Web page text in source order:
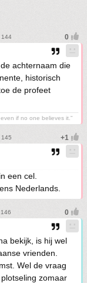
144
achternaam die
historisch
de profeet
if no one believes it."
145
een cel.
Nederlands.
bekijk, is hij wel
vrienden.
Wel de vraag
zomaar